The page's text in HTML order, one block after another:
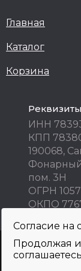
Согласие на
Продолжая
Главная
Каталог
Корзина
ИНН
КПП
190068,
пом. 3Н
ОГРН
ОКПО
Внимание! Цены
являются
коммерческое